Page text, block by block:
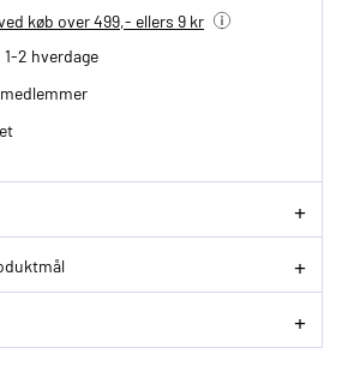
køb over 499,- ellers 9 kr
2 hverdage